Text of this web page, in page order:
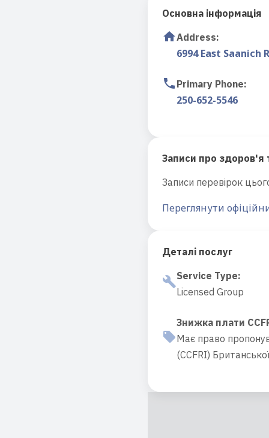
Основна інформація
Address:
6994 East Saanich
Primary Phone:
250-652-5546
Записи про здоров'я
Записи перевірок
Переглянути
Деталі послуг
Service Type:
Licensed Group
Знижка плати
Має право
(CCFRI)